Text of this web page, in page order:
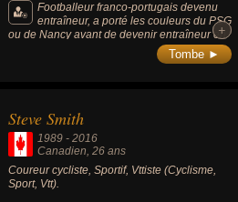
Footballeur franco-portugais devenu
entraîneur, a porté les couleurs du PSG
ou de Nancy avant de devenir entraîneur en
+
+
Tombe ►
Steve Smith
1989 - 2016
Canadien, 26 ans
Coureur cycliste, Sportif, Vttiste (Cyclisme,
Sport, Vtt).